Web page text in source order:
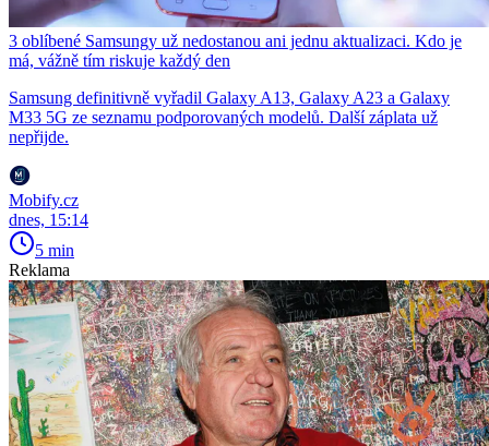
3 oblíbené Samsungy už nedostanou ani jednu aktualizaci. Kdo je
má, vážně tím riskuje každý den
Samsung definitivně vyřadil Galaxy A13, Galaxy A23 a Galaxy
M33 5G ze seznamu podporovaných modelů. Další záplata už
nepřijde.
Mobify.cz
dnes, 15:14
5 min
Reklama